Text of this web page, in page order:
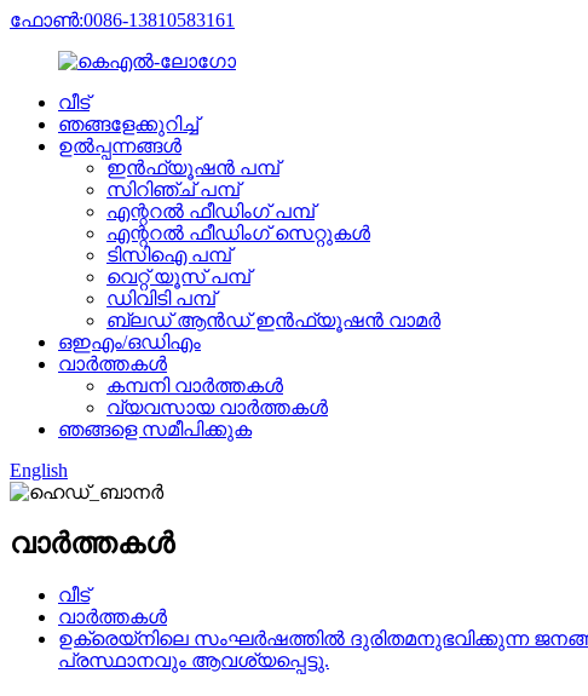
ഫോൺ:0086-13810583161
വീട്
ഞങ്ങളേക്കുറിച്ച്
ഉൽപ്പന്നങ്ങൾ
ഇൻഫ്യൂഷൻ പമ്പ്
സിറിഞ്ച് പമ്പ്
എന്ററൽ ഫീഡിംഗ് പമ്പ്
എന്ററൽ ഫീഡിംഗ് സെറ്റുകൾ
ടിസിഐ പമ്പ്
വെറ്റ് യൂസ് പമ്പ്
ഡിവിടി പമ്പ്
ബ്ലഡ് ആൻഡ് ഇൻഫ്യൂഷൻ വാമർ
ഒഇഎം/ഒഡിഎം
വാർത്തകൾ
കമ്പനി വാർത്തകൾ
വ്യവസായ വാർത്തകൾ
ഞങ്ങളെ സമീപിക്കുക
English
വാർത്തകൾ
വീട്
വാർത്തകൾ
ഉക്രെയ്നിലെ സംഘർഷത്തിൽ ദുരിതമനുഭവിക്കുന്ന
പ്രസ്ഥാനവും ആവശ്യപ്പെട്ടു.